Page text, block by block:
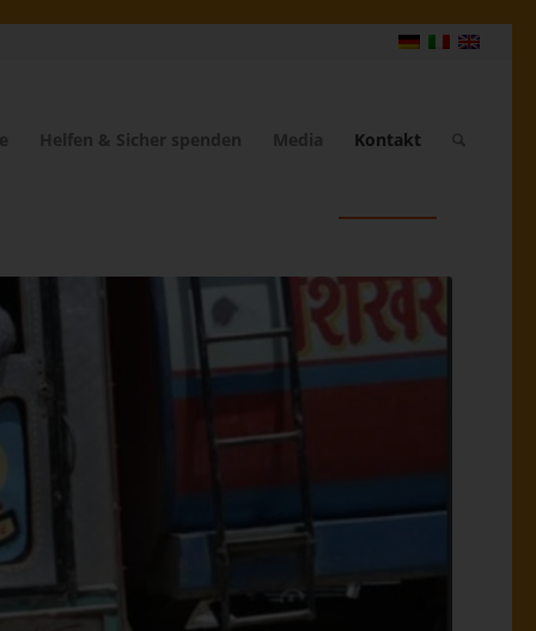
Helfen & Sicher spenden Media Kontakt